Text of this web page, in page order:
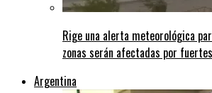
Rige una alerta meteorológica
zonas serán afectadas por
Argentina